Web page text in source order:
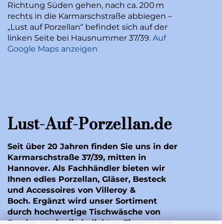
Richtung Süden gehen, nach ca. 200 m
rechts in die Karmarschstraße abbiegen –
„Lust auf Porzellan“ befindet sich auf der
linken Seite bei Hausnummer 37/39. Auf
Google Maps anzeigen
Lust-Auf-Porzellan.de
Seit über 20 Jahren finden Sie uns in der
Karmarschstraße 37/39, mitten in
Hannover. Als Fachhändler bieten wir
Ihnen edles Porzellan, Gläser, Besteck
und Accessoires von Villeroy &
Boch. Ergänzt wird unser Sortiment
durch hochwertige Tischwäsche von